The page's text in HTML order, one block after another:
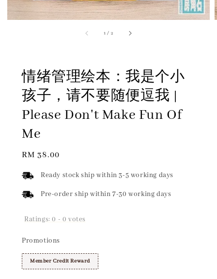
1 / 2
情绪管理绘本：我是个小
孩子，请不要随便逗我 |
Please Don't Make Fun Of
Me
Regular
RM 38.00
Ready stock ship within 3-5 working days
Pre-order ship within 7-30 working days
Ratings:0 - 0 votes
Promotions
Member Credit Reward